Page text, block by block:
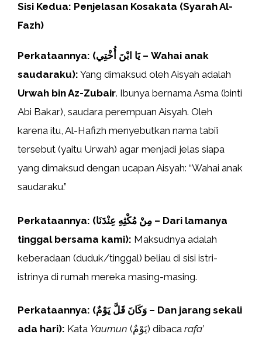
Sisi Kedua: Penjelasan Kosakata (Syarah Al-
Fazh)
Perkataannya: (يَا ابْنَ أُخْتِي – Wahai anak
saudaraku): Yang dimaksud oleh Aisyah adalah
Urwah bin Az-Zubair. Ibunya bernama Asma (binti
Abi Bakar), saudara perempuan Aisyah. Oleh
karena itu, Al-Hafizh menyebutkan nama tabi’i
tersebut (yaitu Urwah) agar menjadi jelas siapa
yang dimaksud dengan ucapan Aisyah: “Wahai anak
saudaraku.”
Perkataannya: (مِنْ مُكْثِهِ عِنْدَنَا – Dari lamanya
tinggal bersama kami): Maksudnya adalah
keberadaan (duduk/tinggal) beliau di sisi istri-
istrinya di rumah mereka masing-masing.
Perkataannya: (وَكَانَ قَلَّ يَوْمٌ – Dan jarang sekali
ada hari): Kata Yaumun (يَوْمٌ) dibaca rafa’